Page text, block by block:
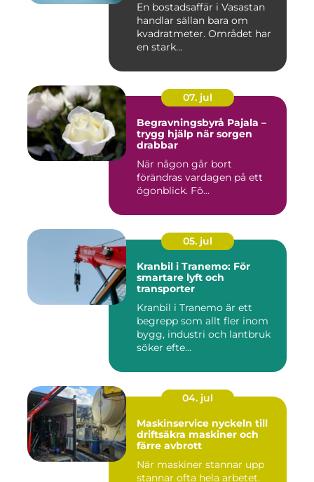
En bostadsaffär i Vasastan
handlar sällan bara om
kvadratmeter. Området har
en stark...
07. jul
Begravningsbyrå Pajala –
trygg hjälp när sorgen
drabbar
När någon går bort
förändras vardagen på ett
ögonblick. Fö...
05. jul
Kranbil i Tranemo: För
smartare lyft och
transporter
Kranbil i Tranemo är ett
begrepp som allt fler inom
bygg, industri och lantbruk
söker efte...
04. jul
Maskinservice nyckeln till
driftsäkra maskiner och
färre avbrott
När maskiner stannar upp
stannar ofta hela arbetet.